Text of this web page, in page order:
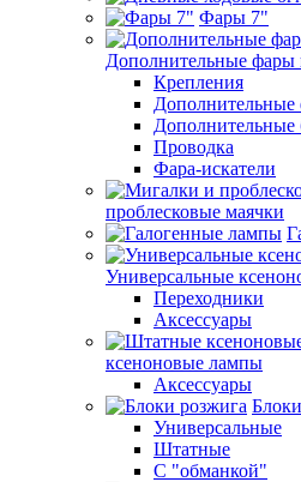
Фары 7"
Дополнительные фары
Крепления
Дополнительные
Проводка
Фара-искатели
проблесковые маячки
Универсальные
Переходники
Аксессуары
ксеноновые лампы
Аксессуары
Универсальные
Штатные
С "обманкой"